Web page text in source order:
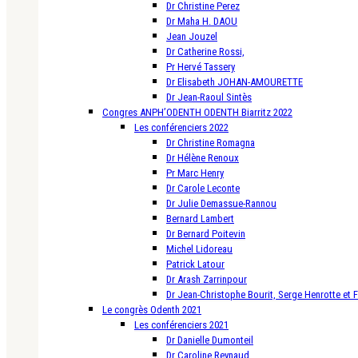
Dr Christine Perez
Dr Maha H. DAOU
Jean Jouzel
Dr Catherine Rossi,
Pr Hervé Tassery
Dr Elisabeth JOHAN-AMOURETTE
Dr Jean-Raoul Sintès
Congres ANPH’ODENTH ODENTH Biarritz 2022
Les conférenciers 2022
Dr Christine Romagna
Dr Hélène Renoux
Pr Marc Henry
Dr Carole Leconte
Dr Julie Demassue-Rannou
Bernard Lambert
Dr Bernard Poitevin
Michel Lidoreau
Patrick Latour
Dr Arash Zarrinpour
Dr Jean-Christophe Bourit, Serge Henrotte et
Le congrès Odenth 2021
Les conférenciers 2021
Dr Danielle Dumonteil
Dr Caroline Reynaud